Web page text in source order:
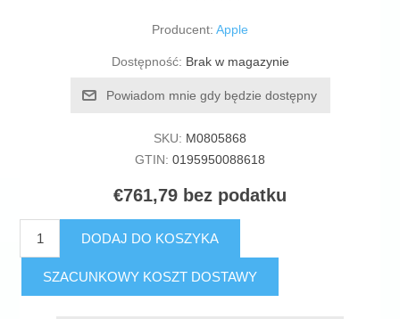
Producent: Apple
Dostępność: Brak w magazynie
Powiadom mnie gdy będzie dostępny
SKU: M0805868
GTIN: 0195950088618
€761,79 bez podatku
DODAJ DO KOSZYKA
SZACUNKOWY KOSZT DOSTAWY